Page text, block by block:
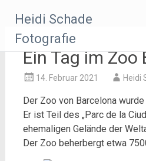
Inhalt
springen
Heidi Schade
Fotografie
Ein Tag im Zoo
14. Februar 2021 Heidi
Der Zoo von Barcelona
Er ist Teil des „Parc de la
ehemaligen Gelände der
Der Zoo beherbergt etwa